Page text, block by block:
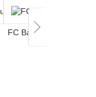
FC Barcelona